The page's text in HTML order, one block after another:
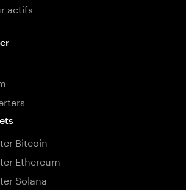
actifs
Bitcoin
Ethereum
Solana